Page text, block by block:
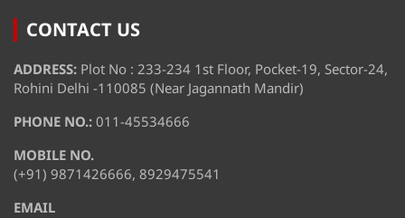
CONTACT US
ADDRESS: Plot No : 233-234 1st Floor, Pocket-19, Sector-24,
Rohini Delhi -110085 (Near Jagannath Mandir)
PHONE NO.: 011-45534666
MOBILE NO.
(+91) 9871426666, 8929475541
EMAIL